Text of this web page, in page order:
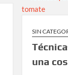
SIN
una